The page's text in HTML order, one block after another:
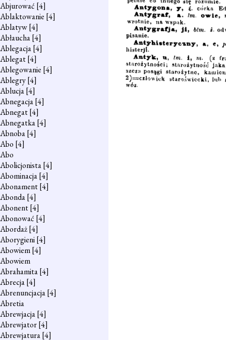
Abjurować [4]
Ablaktowanie [4]
Ablatyw[4]
Abłaucha[4]
Ablegacja[4]
Ablegat[4]
Ablegowanie [4]
Ablegry[4]
Ablucja[4]
Abnegacja[4]
Abnegat[4]
Abnegatka[4]
Abnoba[4]
Abo [4]
Abo
Abolicjonista[4]
Abominacja[4]
Abonament[4]
Abonda[4]
Abonent[4]
Abonować [4]
Abordaż[4]
Aborygieni[4]
Abowiem[4]
Abowiem
Abrahamita[4]
Abrecja[4]
Abrenuncjacja[4]
Abretia
Abrewjacja[4]
Abrewjator[4]
Abrewjatura[4]